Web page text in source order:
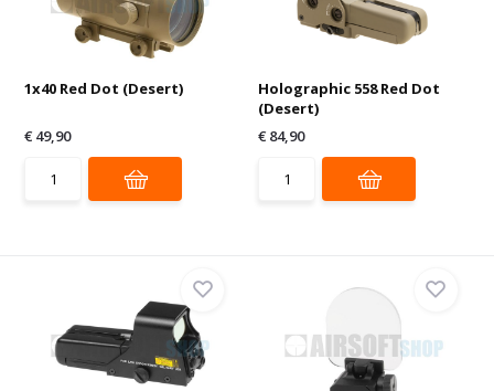
1x40 Red Dot (Desert)
€ 49,90
Holographic 558 Red Dot
(Desert)
€ 84,90